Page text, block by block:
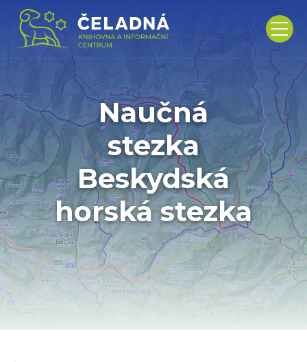
Naučná
stezka
Beskydská
horská stezka